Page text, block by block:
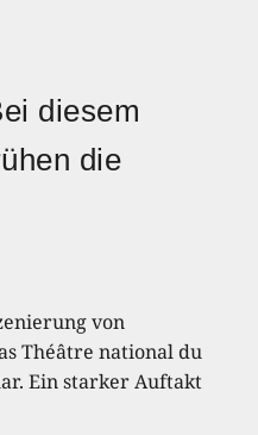
diesem
die
von
Théâtre national du
Ein starker Auftakt